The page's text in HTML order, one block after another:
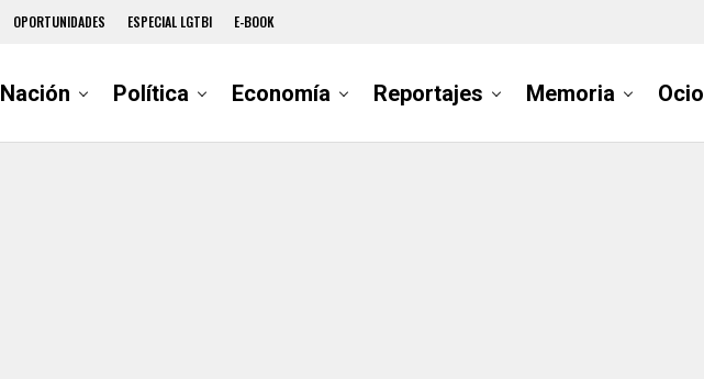
OPORTUNIDADES ESPECIAL LGTBI E-BOOK
Nación Política Economía Reportajes Memoria Ocio